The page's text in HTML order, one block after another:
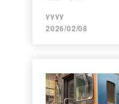
yyyy
2026/02/08